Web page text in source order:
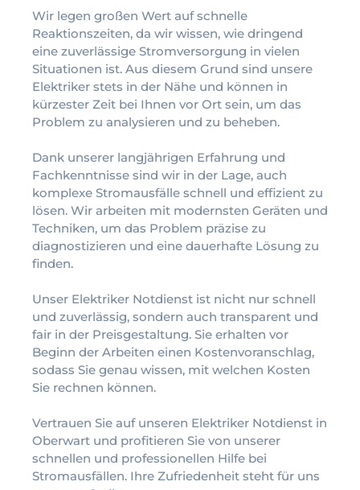
Wir legen großen Wert auf schnelle
Reaktionszeiten, da wir wissen, wie dringend
eine zuverlässige Stromversorgung in vielen
Situationen ist. Aus diesem Grund sind unsere
Elektriker stets in der Nähe und können in
kürzester Zeit bei Ihnen vor Ort sein, um das
Problem zu analysieren und zu beheben.
Dank unserer langjährigen Erfahrung und
Fachkenntnisse sind wir in der Lage, auch
komplexe Stromausfälle schnell und effizient zu
lösen. Wir arbeiten mit modernsten Geräten und
Techniken, um das Problem präzise zu
diagnostizieren und eine dauerhafte Lösung zu
finden.
Unser Elektriker Notdienst ist nicht nur schnell
und zuverlässig, sondern auch transparent und
fair in der Preisgestaltung. Sie erhalten vor
Beginn der Arbeiten einen Kostenvoranschlag,
sodass Sie genau wissen, mit welchen Kosten
Sie rechnen können.
Vertrauen Sie auf unseren Elektriker Notdienst in
Oberwart und profitieren Sie von unserer
schnellen und professionellen Hilfe bei
Stromausfällen. Ihre Zufriedenheit steht für uns